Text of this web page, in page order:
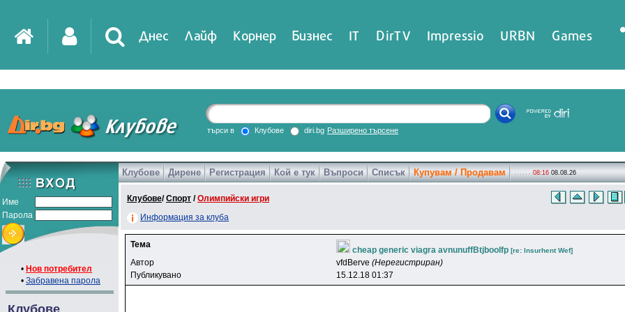
Днес Лайф Корнер Бизнес IT DirTV Impressio URBN Games
търси в Клубове diri.bg Разширено търсене
Име
Парола
• Нов потребител
• Забравена парола
Клубове
Клубове Дирене Регистрация Кой е тук Въпроси Списък Купувам / Продавам 08:16 08.08.26
Клубове/Спорт /Олимпийски игри
Информация за клуба
Тема
cheap generic viagra avnunuffBtjboolfp [re: lnsurhent Wef]
Автор vfdBerve (Нерегистриран)
Публикувано
15.12.18 01:37